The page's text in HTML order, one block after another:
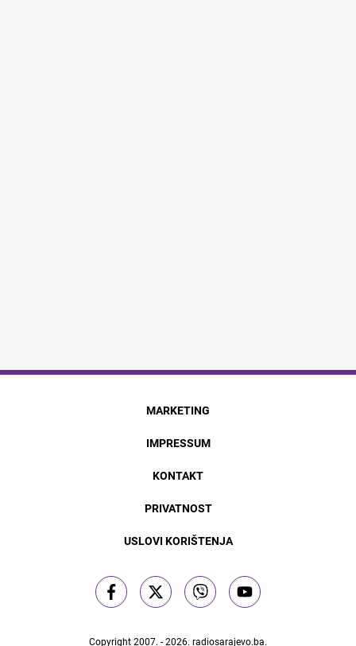
MARKETING
IMPRESSUM
KONTAKT
PRIVATNOST
USLOVI KORIŠTENJA
Copyright 2007. - 2026. radiosarajevo.ba.